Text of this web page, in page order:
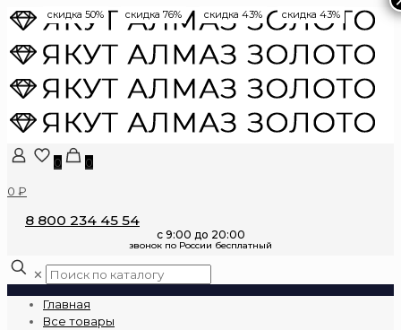
0
0
0 ₽
8 800 234 45 54
✕
Главная
Все товары
скидка 50% скидка 76% скидка 43% скидка 43%